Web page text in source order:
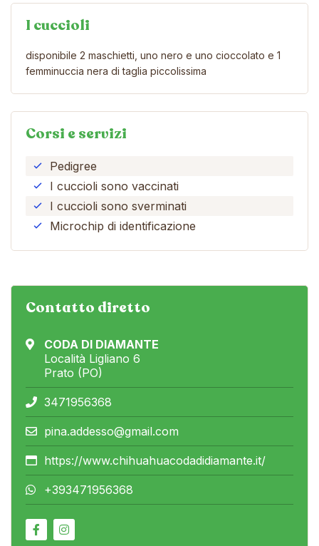
I cuccioli
disponibile 2 maschietti, uno nero e uno cioccolato e 1
femminuccia nera di taglia piccolissima
Corsi e servizi
Pedigree
I cuccioli sono vaccinati
I cuccioli sono sverminati
Microchip di identificazione
Contatto diretto
CODA DI DIAMANTE
Località Ligliano 6
Prato (PO)
3471956368
pina.addesso@gmail.com
https://www.chihuahuacodadidiamante.it/
+393471956368